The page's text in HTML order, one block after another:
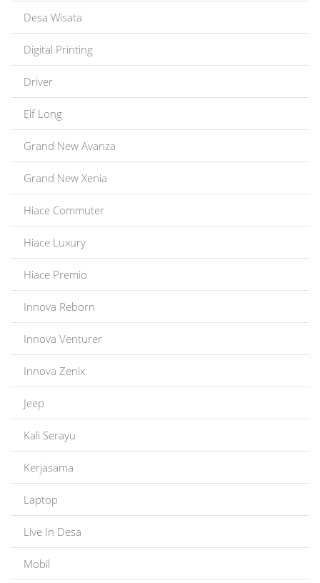
Desa Wisata
Digital Printing
Driver
Elf Long
Grand New Avanza
Grand New Xenia
Hiace Commuter
Hiace Luxury
Hiace Premio
Innova Reborn
Innova Venturer
Innova Zenix
Jeep
Kali Serayu
Kerjasama
Laptop
Live In Desa
Mobil